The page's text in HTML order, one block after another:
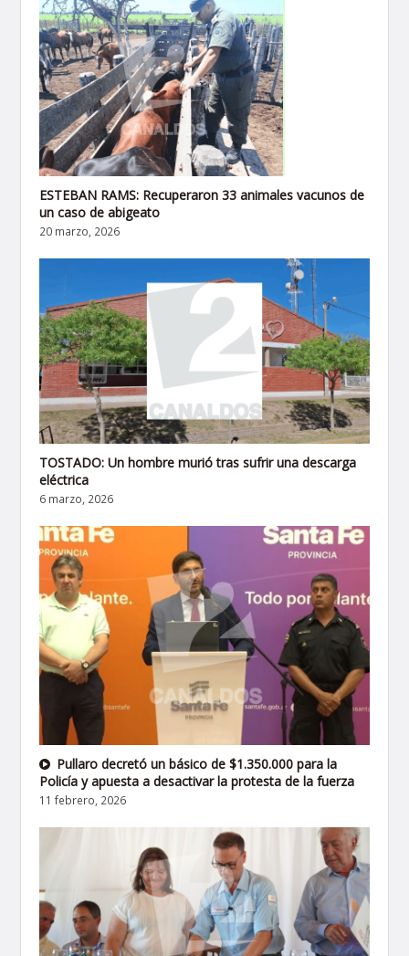
ESTEBAN RAMS: Recuperaron 33 animales vacunos de
un caso de abigeato
20 marzo, 2026
TOSTADO: Un hombre murió tras sufrir una descarga
eléctrica
6 marzo, 2026
Pullaro decretó un básico de $1.350.000 para la
Policía y apuesta a desactivar la protesta de la fuerza
11 febrero, 2026